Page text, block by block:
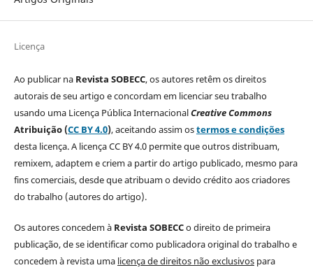
Licença
Ao publicar na Revista SOBECC, os autores retêm os direitos
autorais de seu artigo e concordam em licenciar seu trabalho
usando uma Licença Pública InternacionalCreative Commons
Atribuição (CC BY 4.0), aceitando assim ostermos e condições
desta licença. A licença CC BY 4.0 permite que outros distribuam,
remixem, adaptem e criem a partir do artigo publicado, mesmo para
fins comerciais, desde que atribuam o devido crédito aos criadores
do trabalho (autores do artigo).
Os autores concedem à Revista SOBECCo direito de primeira
publicação, de se identificar como publicadora original do trabalho e
concedem à revista uma licença de direitos não exclusivospara